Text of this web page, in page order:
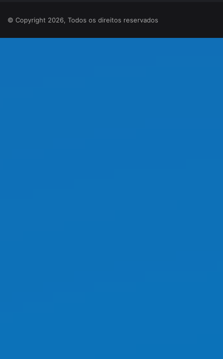
© Copyright 2026, Todos os direitos reservados